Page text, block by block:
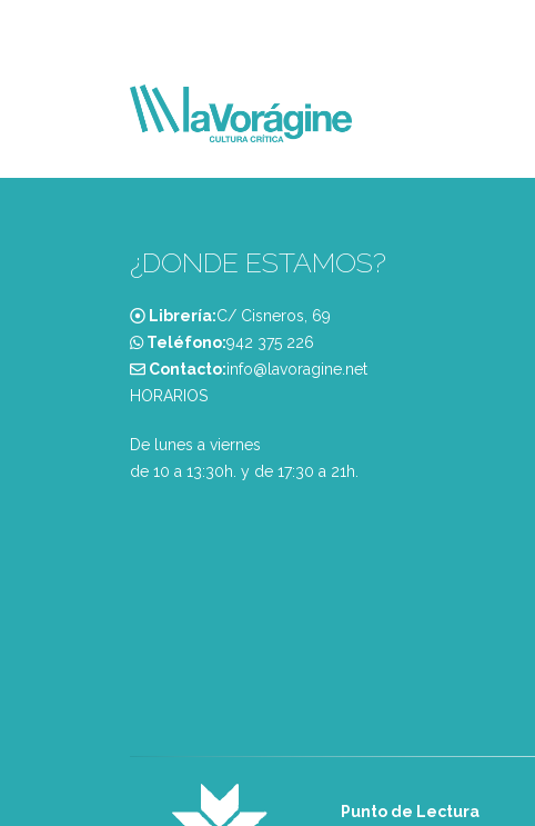
¿DONDE ESTAMOS?
Librería:C/ Cisneros, 69
Teléfono:‭942 375 226‬
Contacto:info@lavoragine.net
HORARIOS
De lunes a viernes
de 10 a 13:30h. y de 17:30 a 21h.
Punto de Lectura